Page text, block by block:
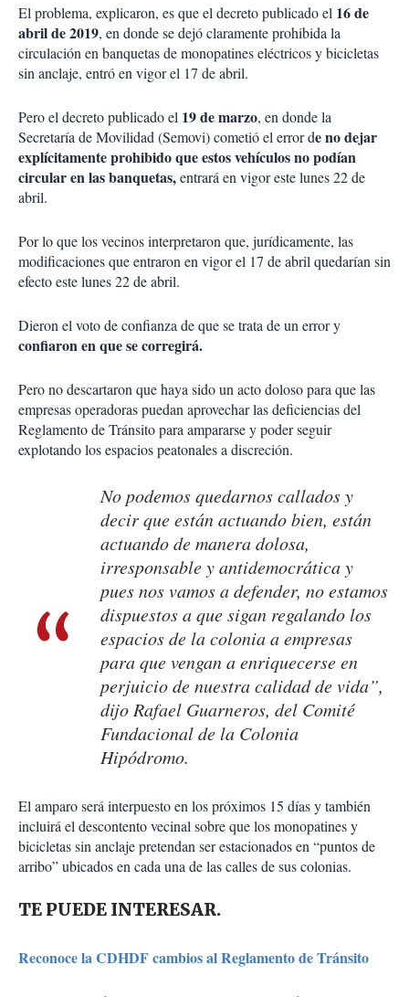
El problema, explicaron, es que el decreto publicado el 16 de
abril de 2019, en donde se dejó claramente prohibida la
circulación en banquetas de monopatines eléctricos y bicicletas
sin anclaje, entró en vigor el 17 de abril.
Pero el decreto publicado el 19 de marzo, en donde la
Secretaría de Movilidad (Semovi) cometió el error de no dejar
explícitamente prohibido que estos vehículos no podían
circular en las banquetas,entrará en vigor este lunes 22 de
abril.
Por lo que los vecinos interpretaron que, jurídicamente, las
modificaciones que entraron en vigor el 17 de abril quedarían sin
efecto este lunes 22 de abril.
Dieron el voto de confianza de que se trata de un error y
confiaron en que se corregirá.
Pero no descartaron que haya sido un acto doloso para que las
empresas operadoras puedan aprovechar las deficiencias del
Reglamento de Tránsito para ampararse y poder seguir
explotando los espacios peatonales a discreción.
No podemos quedarnos callados y
decir que están actuando bien, están
actuando de manera dolosa,
irresponsable y antidemocrática y
pues nos vamos a defender, no estamos
dispuestos a que sigan regalando los
espacios de la colonia a empresas
para que vengan a enriquecerse en
perjuicio de nuestra calidad de vida”,
dijo Rafael Guarneros, del Comité
Fundacional de la Colonia
Hipódromo.
El amparo será interpuesto en los próximos 15 días y también
incluirá el descontento vecinal sobre que los monopatines y
bicicletas sin anclaje pretendan ser estacionados en “puntos de
arribo” ubicados en cada una de las calles de sus colonias.
TE PUEDE INTERESAR.
Reconoce la CDHDF cambios al Reglamento de Tránsito